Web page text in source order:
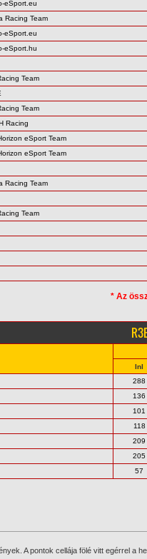
eSport.eu
Racing Team
eSport.eu
eSport.hu
Team
Team
Racing
eSport Team
eSport Team
Racing Team
Team
* Az
Inl
288
136
101
118
209
205
57
A pontok cellája fölé vitt egérrel a